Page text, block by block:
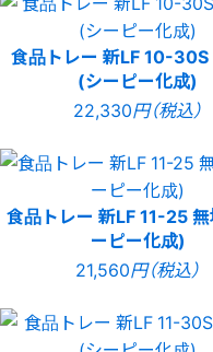
食品トレー 新LF 10-
(シーピー化成)
22,330円（税込）
食品トレー 新LF 11-25
ーピー化成)
21,560円（税込）